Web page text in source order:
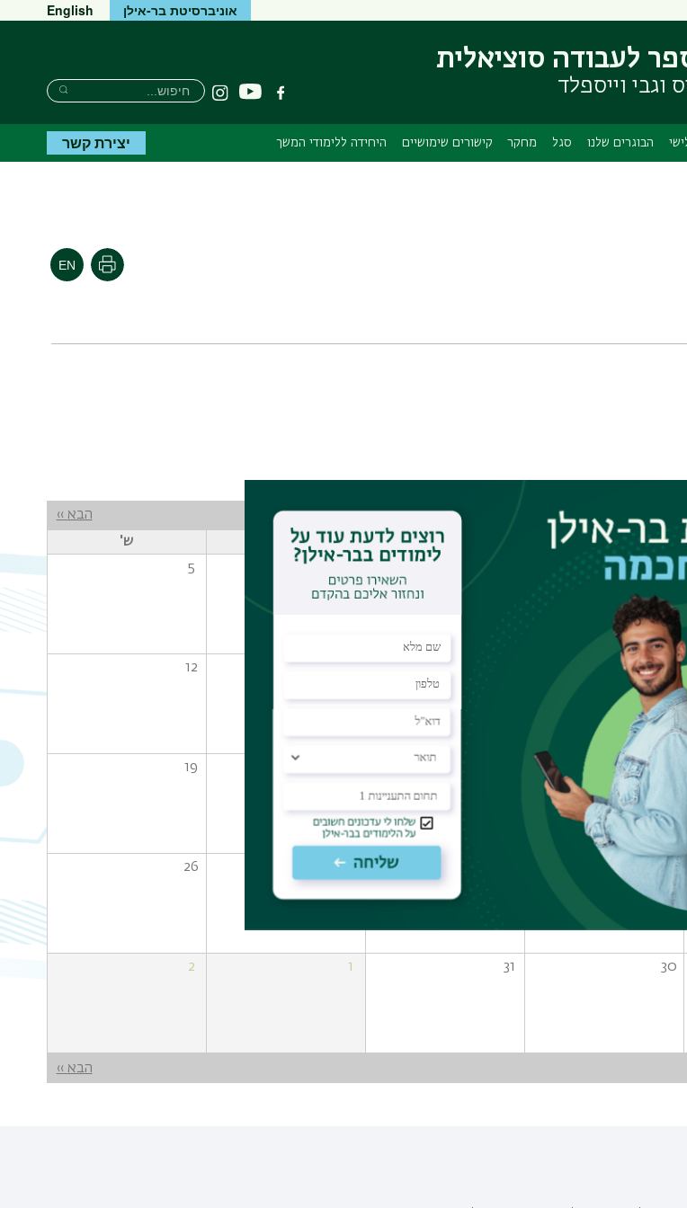
העיקרי
ניווט
ראשי
אוניברסיטת בר-אילן English
לעבודה סוציאלית
וגבי וייספלד פייסבוקיוטיוב Instagram
חיפוש
Search
Search
הבוגרים שלנו סגל מחקר קישורים שימושיים היחידה ללימודי המשך יצירת קשר
הדפסה
הבא ››
ד' ה
ש'
2
5
9
11
12
19
23
25
26
30
31
1
2
הבא ››